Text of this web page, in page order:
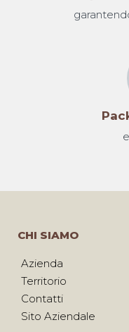
CHI SIAMO
Azienda
Territorio
Contatti
Sito Aziendale